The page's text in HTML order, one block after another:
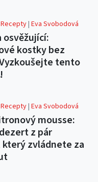
Recepty|Eva Svobodová
osvěžující:
kostky bez
tento
Recepty|Eva Svobodová
mousse:
z pár
zvládnete za